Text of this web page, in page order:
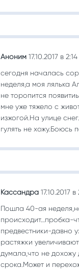
Аноним 17.10.2017 в
сегодня началась
неделя,а моя лялька
не торопится
мне уже тяжело с
изжогой.На улице
гулять не хожу.Боюсь
Кассандра 17.10.2017
Пошла 40-ая
происходит…пробка-
предвестники-давно
растяжки
думала,что не дохожу
срока.Может и